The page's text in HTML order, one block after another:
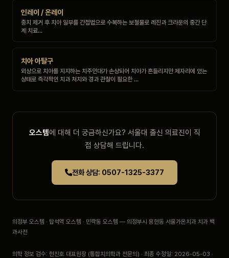
인레이 / 온레이
충치 제거 후 치아 일부를 간접법으로 수복하는 보철물로 레진과 크라운의 중간 단
계 치료…
치아 아탈구
외상으로 치아를 지지하는 치주인대가 손상되어 치아가 흔들리지만 제자리에 있는
상태로 즉각적인 치과 처치와 경과 관찰이 필요한 …
오스템에 대해 더 궁금하신가요? 서울대 출신 의료진이 직
접 상담해 드립니다.
전화 상담: 0507-1325-3377
의정부 오스템 · 탑석역 오스템 · 민락동 오스템 — 의정부시 용현동 서울가온치과 치과 백
과사전
의학 정보 검수: 현진호 대표원장 (통합치의학과 전문의) · 최종 수정일: 2026-05-03 ·